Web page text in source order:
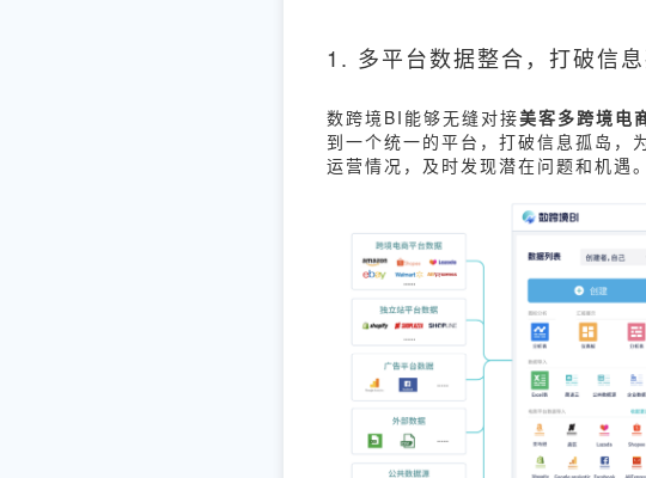
1. 多平台数据整合，打破信
数跨境BI能够无缝对接美客多跨境电
到一个统一的平台，打破信息孤岛，
运营情况，及时发现潜在问题和机遇。